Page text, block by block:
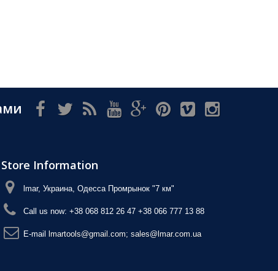
Store Information
lmar, Украина, Одесса Промрынок "7 км"
Call us now: +38 068 812 26 47 +38 066 777 13 88
E-maіl lmartools@gmail.com; sales@lmar.com.ua